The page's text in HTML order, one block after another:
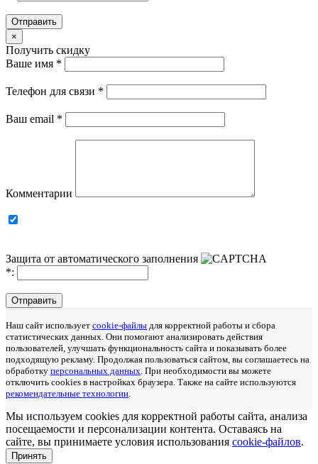
Отправить
×
Получить скидку
Ваше имя *
Телефон для связи *
Ваш email *
Комментарии
Защита от автоматического заполнения
*:
Отправить
Наш сайт использует cookie-файлы для корректной работы и сбора
статистических данных. Они помогают анализировать действия
пользователей, улучшать функциональность сайта и показывать более
подходящую рекламу. Продолжая пользоваться сайтом, вы соглашаетесь на
обработку персональных данных . При необходимости вы можете
отключить cookies в настройках браузера. Также на сайте используются
рекомендательные технологии
Мы используем cookies для корректной работы сайта, анализа
посещаемости и персонализации контента. Оставаясь на
сайте, вы принимаете условия использования cookie-файлов.
Принять